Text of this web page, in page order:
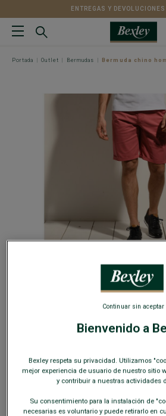
ENTREGAS Y DEVOLUCIONES
Portada Outlet Bermudas Bermuda chino
Pantalón corto - Corte estándar -
elastano
24,00 € OUTLET
Bienvenido a
Bexley respeta su privacidad. Utilizamos
mejor experiencia de usuario de nuestro sitio
y contribuir a nuestras actividades
Su consentimiento para la instalación de
necesarias es voluntario y puede retirarlo en
Continuar sin aceptar